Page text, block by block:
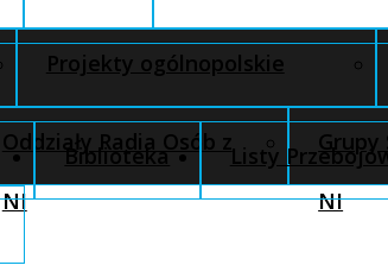
Projekty ogólnopolskie
Oddziały Radia Osób z
NI
Grupy
NI
Biblioteka Listy